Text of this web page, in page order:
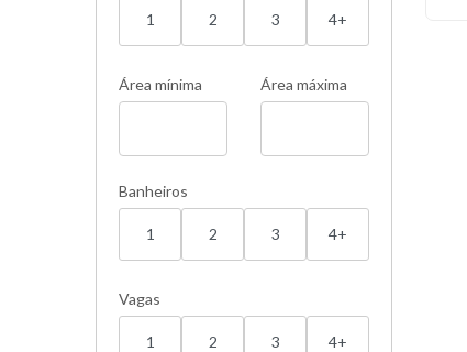
1 2 3 4+
Área mínima Área máxima
Banheiros
1 2 3 4+
Vagas
1 2 3 4+